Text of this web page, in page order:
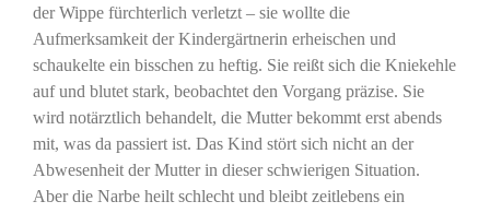
der Wippe fürchterlich verletzt – sie wollte die
Aufmerksamkeit der Kindergärtnerin erheischen und
schaukelte ein bisschen zu heftig. Sie reißt sich die Kniekehle
auf und blutet stark, beobachtet den Vorgang präzise. Sie
wird notärztlich behandelt, die Mutter bekommt erst abends
mit, was da passiert ist. Das Kind stört sich nicht an der
Abwesenheit der Mutter in dieser schwierigen Situation.
Aber die Narbe heilt schlecht und bleibt zeitlebens ein